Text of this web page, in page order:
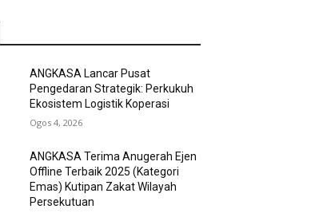
ANGKASA Lancar Pusat
Pengedaran Strategik: Perkukuh
Ekosistem Logistik Koperasi
Ogos 4, 2026
ANGKASA Terima Anugerah Ejen
Offline Terbaik 2025 (Kategori
Emas) Kutipan Zakat Wilayah
Persekutuan